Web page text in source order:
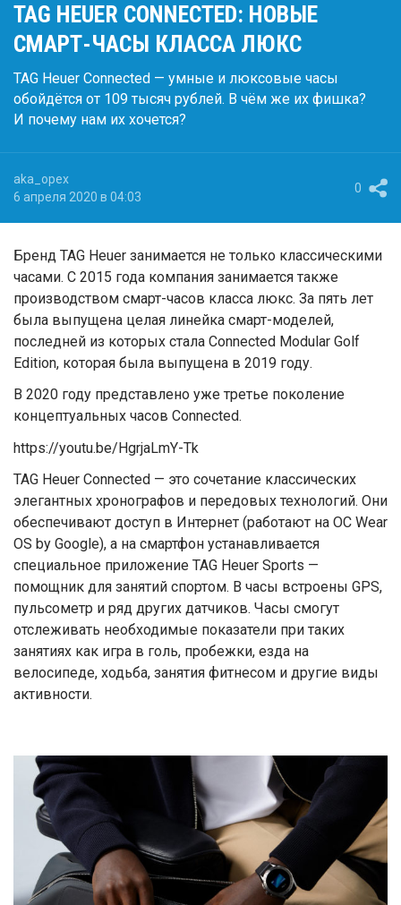
TAG HEUER CONNECTED: НОВЫЕ
СМАРТ-ЧАСЫ КЛАССА ЛЮКС
TAG Heuer Connected — умные и люксовые часы
обойдётся от 109 тысяч рублей. В чём же их фишка?
И почему нам их хочется?
aka_opex
6 апреля 2020 в 04:03
0
Бренд TAG Heuer занимается не только классическими
часами. С 2015 года компания занимается также
производством смарт-часов класса люкс. За пять лет
была выпущена целая линейка смарт-моделей,
последней из которых стала Connected Modular Golf
Edition, которая была выпущена в 2019 году.
В 2020 году представлено уже третье поколение
концептуальных часов Connected.
https://youtu.be/HgrjaLmY-Tk
TAG Heuer Connected — это сочетание классических
элегантных хронографов и передовых технологий. Они
обеспечивают доступ в Интернет (работают на ОС Wear
OS by Google), а на смартфон устанавливается
специальное приложение TAG Heuer Sports —
помощник для занятий спортом. В часы встроены GPS,
пульсометр и ряд других датчиков. Часы смогут
отслеживать необходимые показатели при таких
занятиях как игра в голь, пробежки, езда на
велосипеде, ходьба, занятия фитнесом и другие виды
активности.